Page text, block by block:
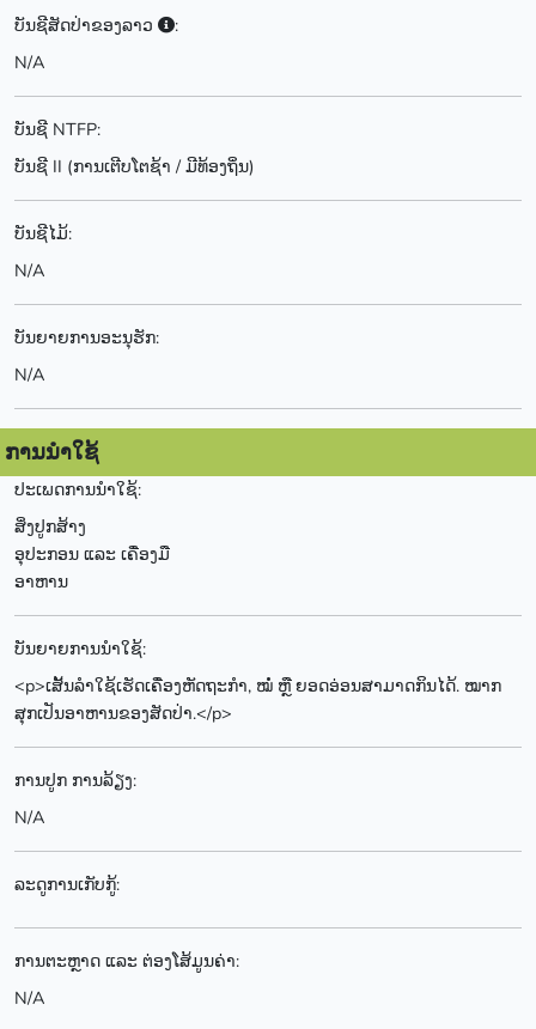
ບັນຊີສັດປ່າຂອງລາວ
:
N/A
ບັນຊີ NTFP:
ບັນຊີ II (ການເຕີບໂຕຊ້າ / ມີທ້ອງຖິ່ນ)
ບັນຊີໄມ້:
N/A
ບັນຍາຍການອະນຸຮັກ:
N/A
ການນຳໃຊ້
ປະເພດການນຳໃຊ້:
ສິ່ງປູກສ້າງ
ອຸປະກອນ ແລະ ເຄື່ອງມື
ອາຫານ
ບັນຍາຍການນຳໃຊ້:
<p>ເສັ້ນລຳໃຊ້ເຮັດເຄື່ອງຫັດຖະກຳ, ໝໍ່ ຫຼື ຍອດອ່ອນສາມາດກິນໄດ້. ໝາກ
ສຸກເປັນອາຫານຂອງສັດປ່າ.</p>
ການປູກ ການລ້ຽງ:
N/A
ລະດູການເກັບກູ້:
ການຕະຫຼາດ ແລະ ຕ່ອງໂສ້ມູນຄ່າ:
N/A